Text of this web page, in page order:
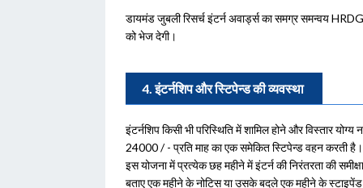
डायमंड जुबली रिसर्च इंटर्न अवार्ड्स का समग्र समन्वय
को भेज देगी।
4. इंटर्नशिप और स्टिपेन्ड की व्यवस्था
इंटर्नशिप किसी भी परिस्थिति में शामिल होने और विस्तार
24000 / - प्रति माह का एक समेकित स्टिपेन्ड वहन करती है।
इस योजना में प्रत्येक छह महीने में इंटर्न की निरंतरता की
बताए एक महीने के नोटिस या उसके बदले एक महीने के